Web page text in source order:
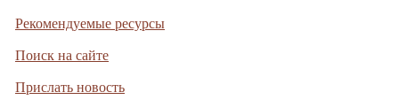
Рекомендуемые ресурсы
Поиск на сайте
Прислать новость